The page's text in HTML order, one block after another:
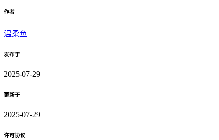
作者
温柔鱼
发布于
2025-07-29
更新于
2025-07-29
许可协议